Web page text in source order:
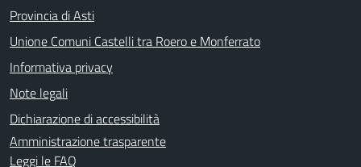
Provincia di Asti
Unione Comuni Castelli tra Roero e Monferrato
Informativa privacy
Note legali
Dichiarazione di accessibilità
Amministrazione trasparente
Leggi le FAQ